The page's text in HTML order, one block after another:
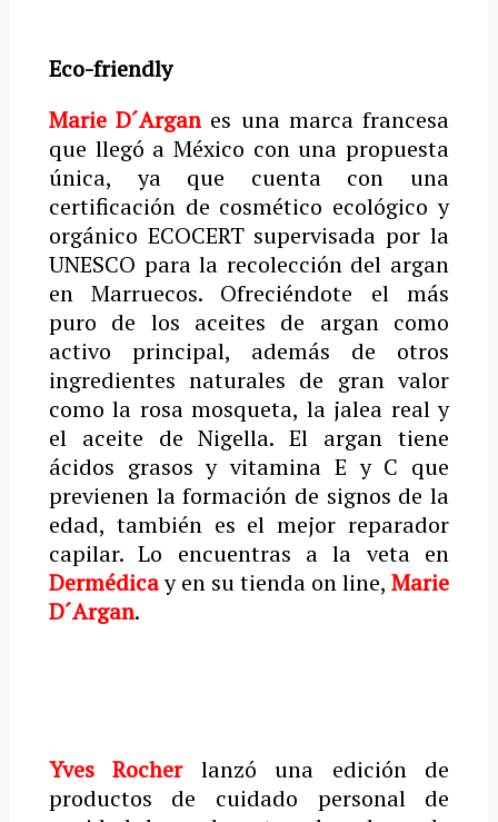
Eco-friendly
Marie D´Arganes una marca francesa
que llegó a México con una propuesta
única, ya que cuenta con una
certificación de cosmético ecológico y
orgánico ECOCERT supervisada por la
UNESCO para la recolección del argan
en Marruecos. Ofreciéndote el más
puro de los aceites de argan como
activo principal, además de otros
ingredientes naturales de gran valor
como la rosa mosqueta, la jalea real y
el aceite de Nigella. El argan tiene
ácidos grasos y vitamina E y C que
previenen la formación de signos de la
edad, también es el mejor reparador
capilar. Lo encuentras a la veta en
Dermédicay en su tienda on line,Marie
D´Argan.
Yves Rocherlanzó una edición de
productos de cuidado personal de